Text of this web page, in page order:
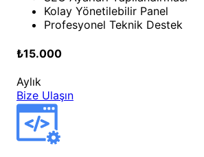
Kolay Yönetilebilir Panel
Profesyonel Teknik Destek
₺15.000
Aylık
Bize Ulaşın